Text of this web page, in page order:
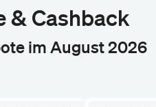
& Cashback
im August 2026